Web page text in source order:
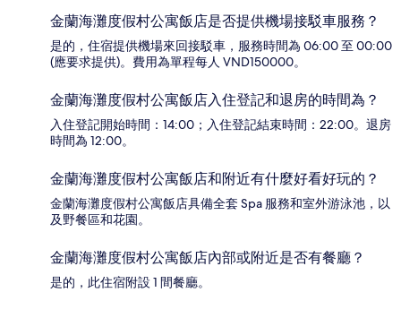
金蘭海灘度假村公寓飯店是否提供機場接駁車服務？
是的，住宿提供機場來回接駁車，服務時間為 06:00 至 00:00
(應要求提供)。費用為單程每人 VND150000。
金蘭海灘度假村公寓飯店入住登記和退房的時間為？
入住登記開始時間：14:00；入住登記結束時間：22:00。退房
時間為 12:00。
金蘭海灘度假村公寓飯店和附近有什麼好看好玩的？
金蘭海灘度假村公寓飯店具備全套 Spa 服務和室外游泳池，以
及野餐區和花園。
金蘭海灘度假村公寓飯店內部或附近是否有餐廳？
是的，此住宿附設 1 間餐廳。